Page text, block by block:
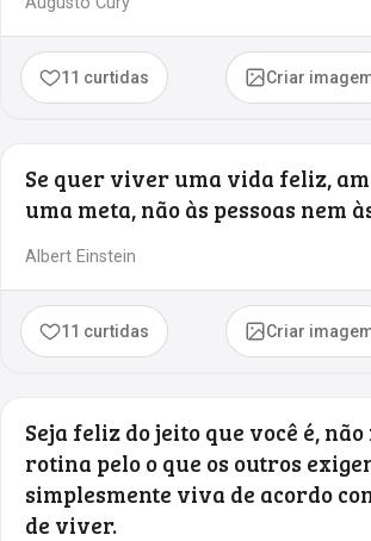
11 curtidas Criar
Se quer viver uma vida feliz,
uma meta, não às pessoas nem
Albert Einstein
11 curtidas Criar
Seja feliz do jeito que você é,
rotina pelo o que os outros
simplesmente viva de acordo
de viver.